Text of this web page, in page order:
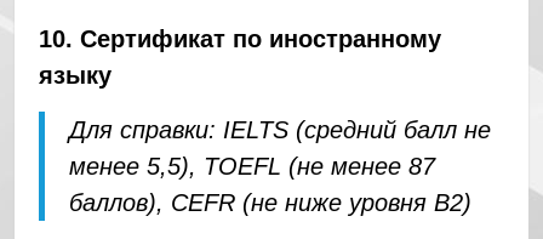
10. Сертификат по иностранному
языку
Для справки: IELTS (средний балл не
менее 5,5), TOEFL (не менее 87
баллов), CEFR (не ниже уровня B2)